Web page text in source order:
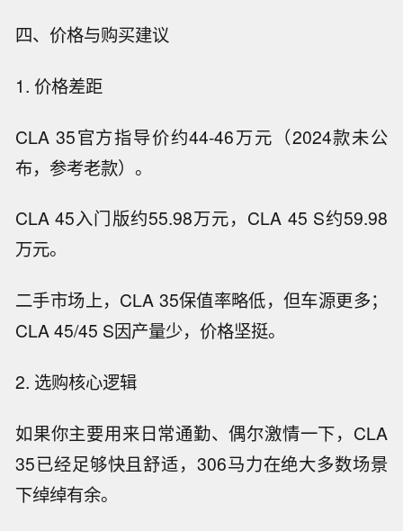
四、价格与购买建议
1. 价格差距
CLA 35官方指导价约44-46万元（2024款未公
布，参考老款）。
CLA 45入门版约55.98万元，CLA 45 S约59.98
万元。
二手市场上，CLA 35保值率略低，但车源更多；
CLA 45/45 S因产量少，价格坚挺。
2. 选购核心逻辑
如果你主要用来日常通勤、偶尔激情一下，CLA
35已经足够快且舒适，306马力在绝大多数场景
下绰绰有余。